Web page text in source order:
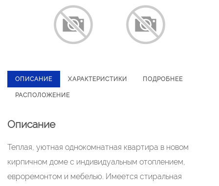
ОПИСАНИЕ ХАРАКТЕРИСТИКИ ПОДРОБНЕЕ
РАСПОЛОЖЕНИЕ
Описание
Теплая, уютная однокомнатная квартира в новом
кирпичном доме с индивидуальным отоплением,
евроремонтом и мебелью. Имеется стиральная